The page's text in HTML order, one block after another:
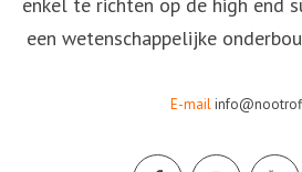
een wetenschappelijke
E-mail